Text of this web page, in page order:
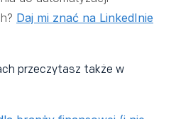
Daj mi znać na LinkedInie
przeczytasz także w